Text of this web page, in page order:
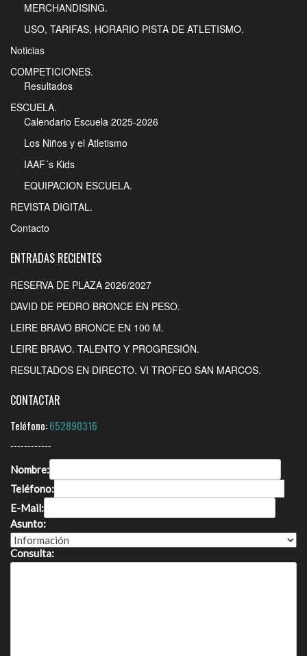
MERCHANDISING.
USO, TARIFAS, HORARIO PISTA DE ATLETISMO.
Noticias
COMPETICIONES.
Resultados
ESCUELA.
Calendario Escuela 2025-2026
Los Niños y el Atletismo
IAAF´s Kids
EQUIPACION ESCUELA.
REVISTA DIGITAL.
Contacto
ENTRADAS RECIENTES
RESERVA DE PLAZA 2026/2027
DAVID DE PEDRO BRONCE EN PESO.
LEIRE BRAVO BRONCE EN 100 M.
LEIRE BRAVO. TALENTO Y PROGRESIÓN.
RESULTADOS EN DIRECTO. VI TROFEO SAN MARCOS.
CONTACTAR
Teléfono:652890316
------------
Nombre:
Teléfono:
E-Mail:
Asunto:
Consulta: